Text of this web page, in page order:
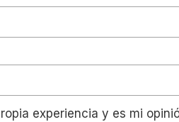
experiencia y es mi